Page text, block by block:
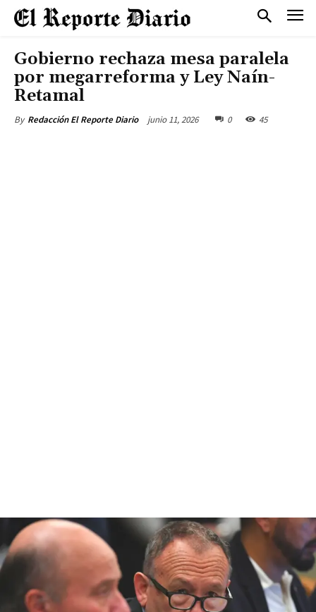
Gobierno rechaza mesa paralela
por megarreforma y Ley Naín-
Retamal
By Redacción El Reporte Diario junio 11, 2026 0 45